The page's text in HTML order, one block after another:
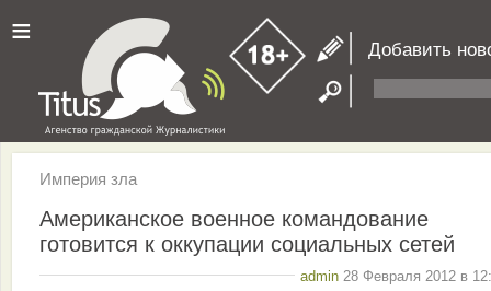
≡ Добавить
Империя зла
Американское военное командование
готовится к оккупации социальных сетей
admin 28 Февраля 2012 в